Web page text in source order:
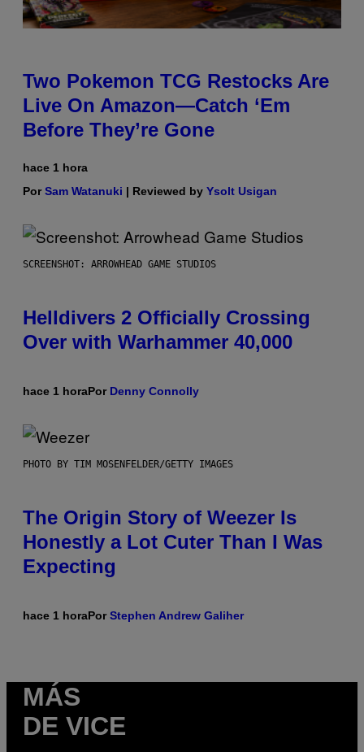
Two Pokemon TCG Restocks Are
Live On Amazon—Catch ‘Em
Before They’re Gone
hace 1 hora
PorSam Watanuki | Reviewed by Ysolt Usigan
SCREENSHOT: ARROWHEAD GAME STUDIOS
Helldivers 2 Officially Crossing
Over with Warhammer 40,000
hace 1 horaPor Denny Connolly
PHOTO BY TIM MOSENFELDER/GETTY IMAGES
The Origin Story of Weezer Is
Honestly a Lot Cuter Than I Was
Expecting
hace 1 horaPorStephen Andrew Galiher
MÁS
DE VICE